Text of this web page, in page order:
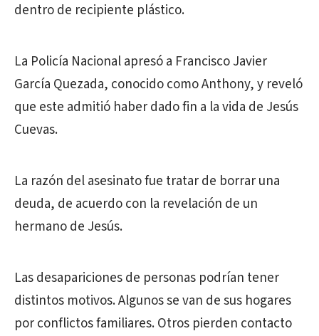
dentro de recipiente plástico.
La Policía Nacional apresó a Francisco Javier
García Quezada, conocido como Anthony, y reveló
que este admitió haber dado fin a la vida de Jesús
Cuevas.
La razón del asesinato fue tratar de borrar una
deuda, de acuerdo con la revelación de un
hermano de Jesús.
Las desapariciones de personas podrían tener
distintos motivos. Algunos se van de sus hogares
por conflictos familiares. Otros pierden contacto